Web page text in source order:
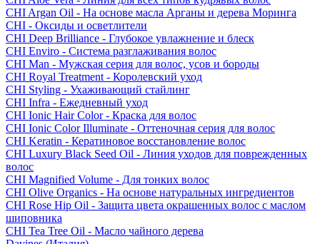
CHI Argan Oil - На основе масла Арганы и дерева Моринга
CHI - Оксиды и осветлители
CHI Deep Brilliance - Глубокое увлажнение и блеск
CHI Enviro - Система разглаживания волос
CHI Man - Мужская серия для волос, усов и бороды
CHI Royal Treatment - Королевский уход
CHI Styling - Ухаживающий стайлинг
CHI Infra - Ежедневный уход
CHI Ionic Hair Color - Краска для волос
CHI Ionic Color Illuminate - Оттеночная серия для волос
CHI Keratin - Кератиновое восстановление волос
CHI Luxury Black Seed Oil - Линия уходов для поврежденных
волос
CHI Magnified Volume - Для тонких волос
CHI Olive Organics - На основе натуральных ингредиентов
CHI Rose Hip Oil - Защита цвета окрашенных волос с маслом
шиповника
CHI Tea Tree Oil - Масло чайного дерева